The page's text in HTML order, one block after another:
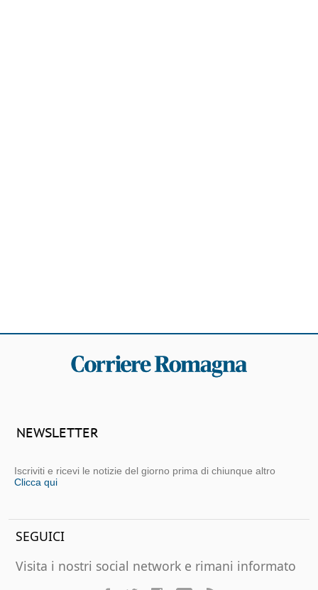
NEWSLETTER
Iscriviti e ricevi le notizie del giorno prima di chiunque altro
Clicca qui
SEGUICI
Visita i nostri social network e rimani informato